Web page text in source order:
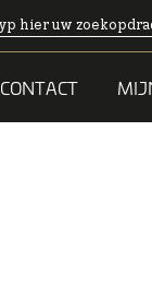
CONTACT